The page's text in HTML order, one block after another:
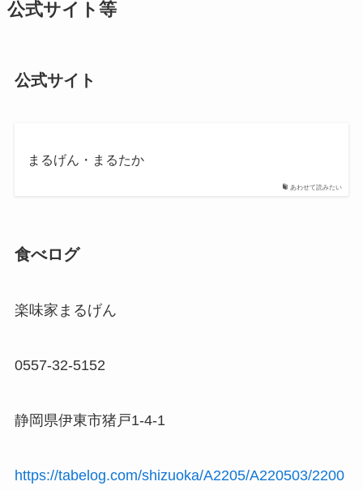
公式サイト等
公式サイト
あわせて読みたい
まるげん・まるたか
食べログ
楽味家まるげん
0557-32-5152
静岡県伊東市猪戸1-4-1
https://tabelog.com/shizuoka/A2205/A220503/2200